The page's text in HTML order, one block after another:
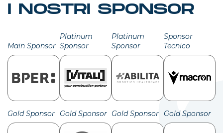
I NOSTRI SPONSOR
Main Sponsor
Platinum
Sponsor
Platinum
Sponsor
Sponsor
Tecnico
Gold Sponsor Gold Sponsor Gold Sponsor Gold Sponsor